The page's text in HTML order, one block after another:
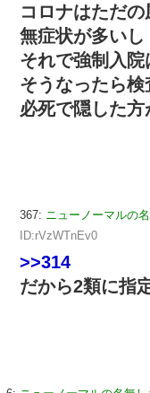
コロナはただ
無症状が多いし
それで強制入院
そうなったら
必死で隠した
367: ニューノーマルの
ID:rVzWTnEv0
>>314
だから2類に指